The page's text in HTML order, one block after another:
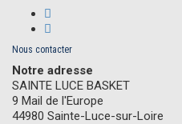
Nous contacter
Notre adresse
SAINTE LUCE BASKET
9 Mail de l'Europe
44980 Sainte-Luce-sur-Loire